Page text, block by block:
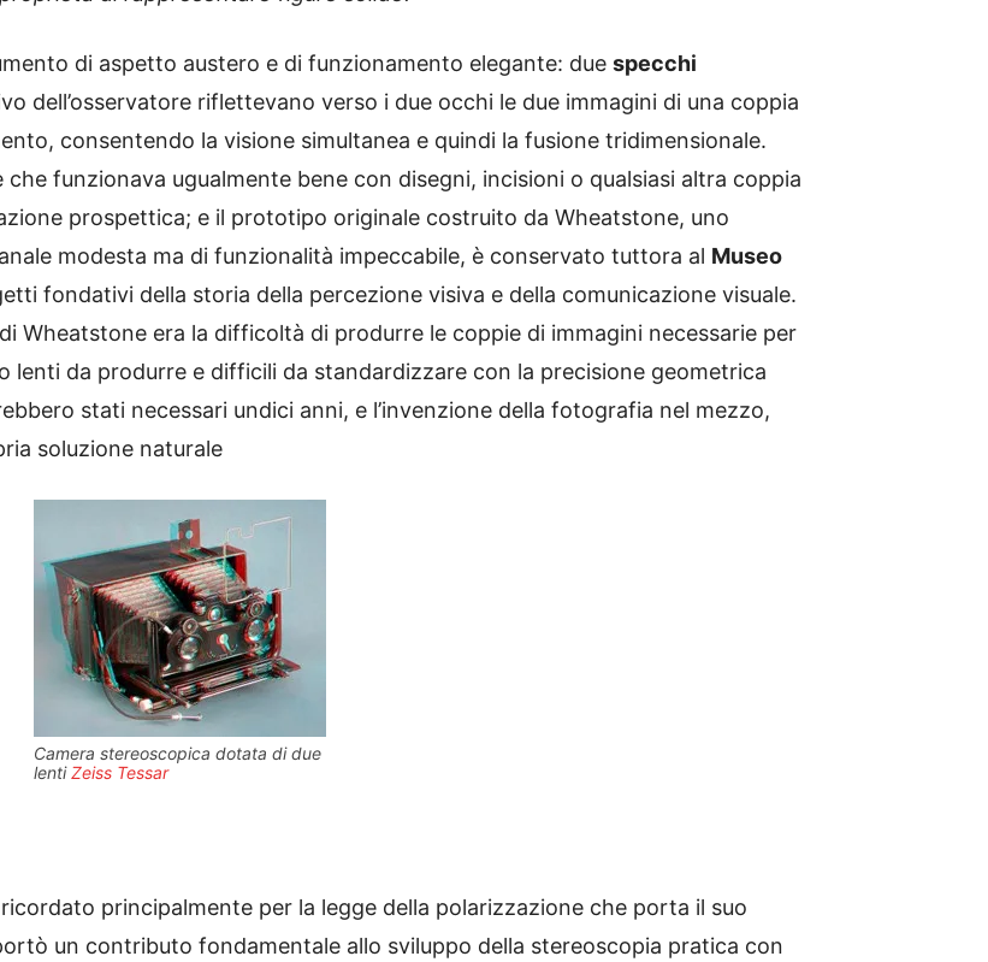
di aspetto austero e di funzionamento elegante: due specchi
dell’osservatore riflettevano verso i due occhi le due immagini di una coppia
consentendo la visione simultanea e quindi la fusione tridimensionale.
funzionava ugualmente bene con disegni, incisioni o qualsiasi altra coppia
prospettica; e il prototipo originale costruito da Wheatstone, uno
modesta ma di funzionalità impeccabile, è conservato tuttora al Museo
fondativi della storia della percezione visiva e della comunicazione visuale.
Wheatstone era la difficoltà di produrre le coppie di immagini necessarie per
lenti da produrre e difficili da standardizzare con la precisione geometrica
stati necessari undici anni, e l’invenzione della fotografia nel mezzo,
soluzione naturale
Camera stereoscopica dotata di due
lentiZeiss Tessar
principalmente per la legge della polarizzazione che porta il suo
un contributo fondamentale allo sviluppo della stereoscopia pratica con